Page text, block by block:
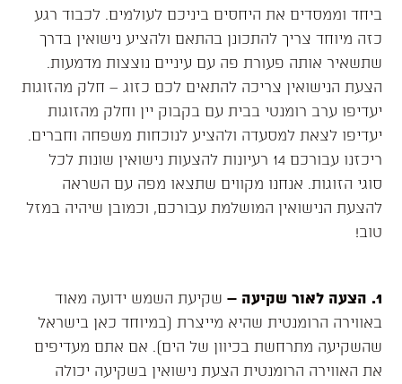
ביחד וממסדים את היחסים ביניכם לעולמים. לכבוד רגע
כזה מיוחד צריך להתכונן בהתאם ולהציע נישואין בדרך
שתשאיר אותה פעורת פה עם עיניים נוצצות מדמעות.
הצעת הנישואין צריכה להתאים לכם כזוג – חלק מהזוגות
יעדיפו ערב רומנטי בבית עם בקבוק יין וחלק מהזוגות
יעדיפו לצאת למסעדה ולהציע לנוכחות משפחה וחברים.
ריכזנו עבורכם 14 רעיונות להצעות נישואין שונות לכל
סוגי הזוגות. אנחנו מקווים שתצאו מפה עם השראה
להצעת הנישואין המושלמת עבורכם, וכמובן שיהיה במזל
טוב!
1. הצעה לאור שקיעה – שקיעת השמש ידועה מאוד
באווירה הרומנטית שהיא מייצרת (במיוחד כאן בישראל
שהשקיעה מתרחשת בכיוון של הים). אם אתם מעדיפים
את האווירה הרומנטית הצעת נישואין בשקיעה יכולה